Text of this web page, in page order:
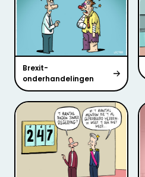
Brexit-
onderhandelingen